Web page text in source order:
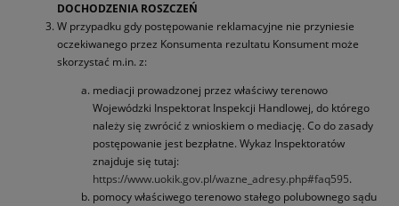
DOCHODZENIA ROSZCZEŃ
W przypadku gdy postępowanie reklamacyjne nie przyniesie
oczekiwanego przez Konsumenta rezultatu Konsument może
skorzystać m.in. z:
mediacji prowadzonej przez właściwy terenowo
Wojewódzki Inspektorat Inspekcji Handlowej, do którego
należy się zwrócić z wnioskiem o mediację. Co do zasady
postępowanie jest bezpłatne. Wykaz Inspektoratów
znajduje się tutaj:
https://www.uokik.gov.pl/wazne_adresy.php#faq595.
pomocy właściwego terenowo stałego polubownego sądu